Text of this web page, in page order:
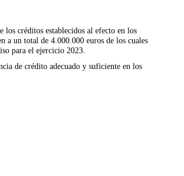
los créditos establecidos al efecto en los
a un total de 4.000.000 euros de los cuales
para el ejercicio 2023.
de crédito adecuado y suficiente en los